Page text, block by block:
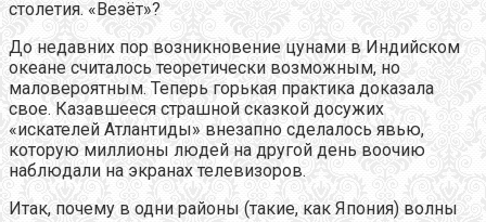
столетия. «Везёт»?
До недавних пор возникновение цунами в Индийском
океане считалось теоретически возможным, но
маловероятным. Теперь горькая практика доказала
свое. Казавшееся страшной сказкой досужих
«искателей Атлантиды» внезапно сделалось явью,
которую миллионы людей на другой день воочию
наблюдали на экранах телевизоров.
Итак, почему в одни районы (такие, как Япония) волны